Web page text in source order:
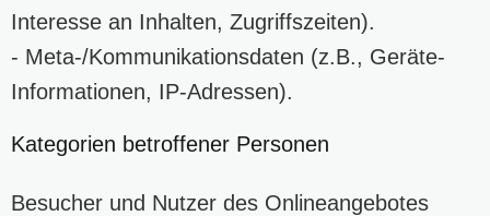
Interesse an Inhalten, Zugriffszeiten).
- Meta-/Kommunikationsdaten (z.B., Geräte-
Informationen, IP-Adressen).
Kategorien betroffener Personen
Besucher und Nutzer des Onlineangebotes